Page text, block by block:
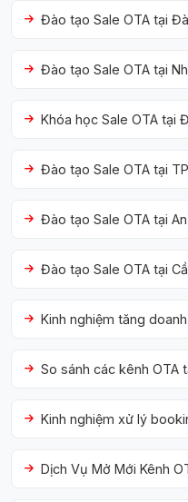
Đào tạo Sale OTA tại
Đào tạo Sale OTA tại
Khóa học Sale OTA tại
Đào tạo Sale OTA tại
Đào tạo Sale OTA tại
Đào tạo Sale OTA tại
Kinh nghiệm tăng
So sánh các kênh OTA
Kinh nghiệm xử lý
Dịch Vụ Mở Mới Kênh